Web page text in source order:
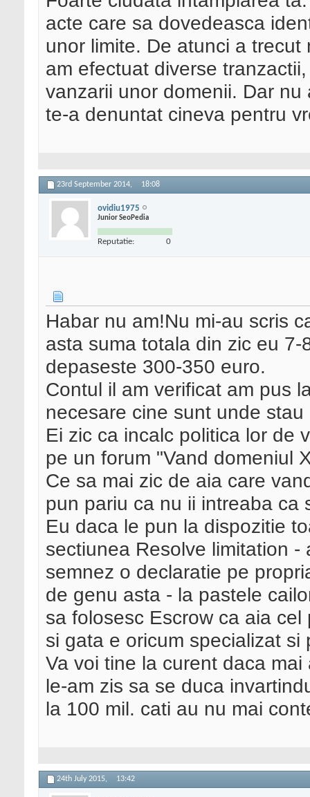
acte care sa dovedeasca
unor limite. De atunci a
am efectuat diverse
vanzarii unor domenii. Dar
te-a denuntat cineva pentru
23rd September 2014, 18:08
ovidiu1975
Junior SeoPedia
Reputatie: 0
Habar nu am!Nu mi-au scris
asta suma totala din zic eu
depaseste 300-350 euro.
Contul il am verificat am pus
necesare cine sunt unde stau
Ei zic ca incalc politica lor de
pe un forum "Vand domeniul
Ce sa mai zic de aia care
pun pariu ca nu ii intreaba ca
Eu daca le pun la dispozitie
sectiunea Resolve limitation
semnez o declaratie pe
de genu asta - la pastele
sa folosesc Escrow ca aia
si gata e oricum specializat
Va voi tine la curent daca
le-am zis sa se duca
la 100 mil. cati au nu mai
24th July 2015, 13:42